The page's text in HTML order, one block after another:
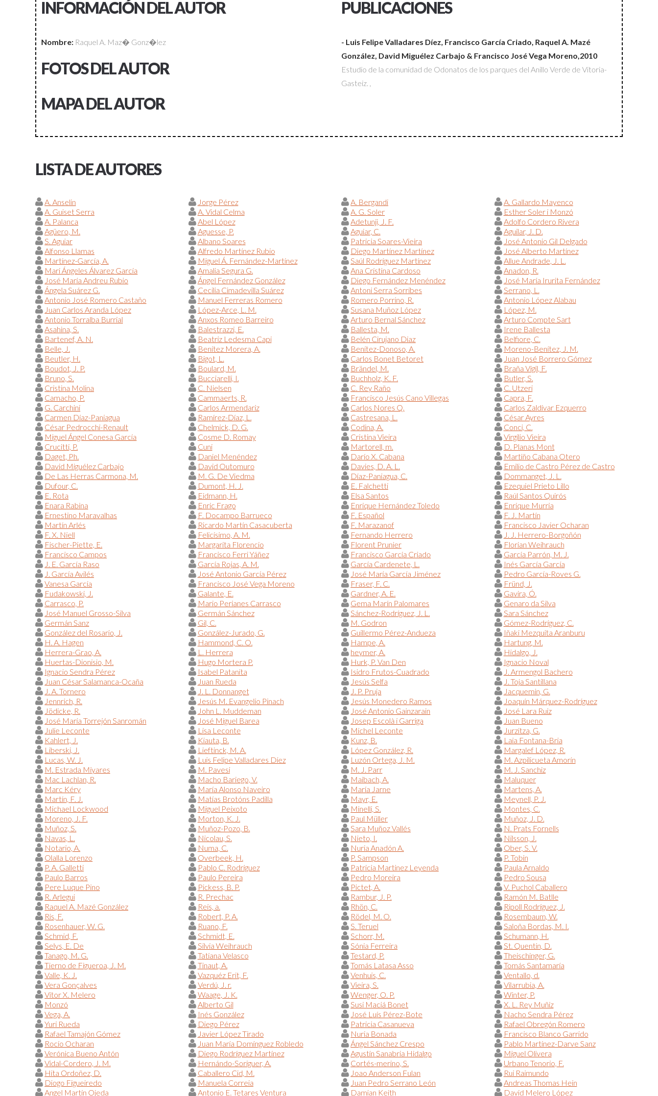
INFORMACIÓN DEL AUTOR
Nombre: Raquel A. Maz� Gonz�lez
FOTOS DEL AUTOR
MAPA DEL AUTOR
PUBLICACIONES
- Luis Felipe Valladares Díez, Francisco García Criado, Raquel A. Mazé
González, David Miguélez Carbajo & Francisco José Vega Moreno,2010
Estudio de la comunidad de Odonatos de los parques del Anillo Verde de Vitoria-
Gasteiz. ,
LISTA DE AUTORES
A. Anselin Jorge Pérez A. Bergandi
A. Gallardo Mayenco
A. Guiset Serra
A. Vidal Celma A. G. Soler
Esther Soler i Monzó
A. Palanca
Abel López Adetunji, J. F.
Adolfo Cordero Rivera
Agüero, M.
Aguesse, P. Aguiar, C.
Aguilar, J. D.
S. Aguiar
Albano Soares Patricia Soares-Vieira
José Antonio Gil Delgado
Alfonso Llamas
Alfredo Martínez Rubio Diego Martínez Martínez
José Alberto Martínez
Martínez-García, A.
Miguel Á. Fernández-Martínez Saúl Rodríguez Martínez
Allue Andrade, J. L.
Mari Ángeles Álvarez García
Amalia Segura G. Ana Cristina Cardoso
Anadon, R.
José María Andreu Rubio
Ángel Fernández González Diego Fernández Menéndez
José María Irurita Fernández
Ángela Suárez G.
Cecilia Cimadevilla Suárez Antoni Serra Sorribes
Serrano, L.
Antonio José Romero Castaño
Manuel Ferreras Romero Romero Porrino, R.
Antonio López Alabau
Juan Carlos Aranda López
López-Arce, L. M. Susana Muñoz López
López, M.
Antonio Torralba Burrial
Anxos Romeo Barreiro Arturo Bernal Sánchez
Arturo Compte Sart
Asahina, S.
Balestrazzi, E. Ballesta, M.
Irene Ballesta
Bartenef, A. N.
Beatriz Ledesma Capi Belén Cirujano Diaz
Belfiore, C.
Belle, J.
Benítez Morera, A. Benítez-Donoso, A.
Moreno-Benítez, J. M.
Beutler, H.
Bigot, L. Carlos Bonet Betoret
Juan José Borrero Gómez
Boudot, J. P.
Boulard, M. Brändel, M.
Braña Vigil, F.
Bruno, S.
Bucciarelli, I. Buchholz, K. F.
Butler, S.
Cristina Molina
C. Nielsen C. Rey Raño
C. Utzeri
Camacho, P.
Cammaerts, R. Francisco Jesús Cano Villegas
Capra, F.
G. Carchini
Carlos Armendariz Carlos Nores Q.
Carlos Zaldívar Ezquerro
Carmen Díaz-Paniagua
Ramírez-Díaz, L. Castresana, L.
César Ayres
César Pedrocchi-Renault
Chelmick, D. G. Codina, A.
Conci, C.
Miguel Ángel Conesa García
Cosme D. Romay Cristina Vieira
Virgílio Vieira
Crucitti, P.
Cuni Martorell, m.
D. Planas Mont
Daget, Ph.
Daniel Menéndez Darío X. Cabana
Martiño Cabana Otero
David Miguélez Carbajo
David Outomuro Davies, D. A. L.
Emilio de Castro Pérez de Castro
De Las Herras Carmona, M.
M. G. De Viedma Díaz-Paniagua, C.
Dommanget, J. L.
Dufour, C.
Dumont, H. J. E. Falchetti
Ezequiel Prieto Lillo
E. Rota
Eidmann, H. Elsa Santos
Raúl Santos Quirós
Enara Rabina
Enric Frago Enrique Hernández Toledo
Enrique Murria
Ernestino Maravalhas
F. Docampo Barrueco F. Español
F. J. Martín
Martín Arlés
Ricardo Martín Casacuberta F. Marazanof
Francisco Javier Ocharan
F. X. Niell
Felicísimo, A. M. Fernando Herrero
J. J. Herrero-Borgoñón
Fischer-Piette, E.
Margarita Florencio Florent Prunier
Florian Weihrauch
Francisco Campos
Francisco Ferri Yáñez Francisco García Criado
García Parrón, M. J.
J. E. García Raso
García Rojas, A. M. García Cardenete, L.
Inés García García
J. García Avilés
José Antonio García Pérez José María García Jiménez
Pedro García-Roves G.
Vanesa García
Francisco José Vega Moreno Fraser, F. C.
Fründ, J.
Fudakowski, J.
Galante, E. Gardner, A. E.
Gavira, Ó.
Carrasco, P.
Mario Perianes Carrasco Gema Marín Palomares
Genaro da Silva
José Manuel Grosso-Silva
Germán Sánchez Sánchez-Rodríguez, J. L.
Sara Sánchez
Germán Sanz
Gil, C. M. Godron
Gómez-Rodríguez, C.
González del Rosario, J.
González-Jurado, G. Guillermo Pérez-Andueza
Iñaki Mezquita Aranburu
H. A. Hagen
Hammond, C. O. Hampe, A.
Hartung, M.
Herrera-Grao, A.
L. Herrera heymer, A.
Hidalgo, J.
Huertas-Dionisio, M.
Hugo Mortera P. Hurk, P. Van Den
Ignacio Noval
Ignacio Sendra Pérez
Isabel Patanita Isidro Frutos-Cuadrado
J. Armengol Bachero
Juan César Salamanca-Ocaña
Juan Rueda Jesús Selfa
J. Toja Santillana
J. A. Tornero
J. L. Donnanget J. P. Pruja
Jacquemin, G.
Jennrich, R.
Jesús M. Evangelio Pinach Jesús Monedero Ramos
Joaquín Márquez-Rodríguez
Jödicke, R.
John L. Muddeman José Antonio Gainzarain
José Lara Ruiz
José María Torrejón Sanromán
José Miguel Barea Josep Escolà i Garriga
Juan Bueno
Julie Leconte
Lisa Leconte Michel Leconte
Jurzitza, G.
Kahlert, J.
Kiauta, B. Kunz, B.
Laia Fontana-Bria
Liberski, J.
Lieftinck, M. A. López González, R.
Margalef López, R.
Lucas, W. J.
Luis Felipe Valladares Díez Luzón Ortega, J. M.
M. Azpilicueta Amorín
M. Estrada Miyares
M. Pavesi M. J. Parr
M. J. Sanchiz
Mac Lachlan, R.
Macho Bariego, V. Maibach, A.
Maluquer
Marc Kéry
María Alonso Naveiro María Jarne
Martens, A.
Martín, F. J.
Matías Brotóns Padilla Mayr, E.
Meynell, P. J.
Michael Lockwood
Miguel Peixoto Minelli, S.
Montes, C.
Moreno, J. F.
Morton, K. J. Paul Müller
Muñoz, J. D.
Muñoz, S.
Muñoz-Pozo, B. Sara Muñoz Vallés
N. Prats Fornells
Navas, L.
Nicolau, S. Nieto, I.
Nilsson, J.
Notario, A.
Numa, C. Nuria Anadón A.
Ober, S. V.
Olalla Lorenzo
Overbeek, H. P. Sampson
P. Tobin
P. A. Galletti
Pablo C. Rodríguez Patricia Martinez Leyenda
Paula Arnaldo
Paulo Barros
Paulo Pereira Pedro Moreira
Pedro Sousa
Pere Luque Pino
Pickess, B. P. Pictet, A.
V. Puchol Caballero
R. Arlegui
R. Prechac Rambur, J. P.
Ramón M. Batlle
Raquel A. Mazé González
Reis, a. Rhön, C.
Ripoll Rodríguez, J.
Ris, F.
Robert, P. A. Rödel, M. O.
Rosembaum, W.
Rosenhauer, W. G.
Ruano, F. S. Teruel
Saloña Bordas, M. I.
Schmid, F.
Schmidt, E. Schorr, M.
Schumann, H.
Selys, E. De
Silvia Weihrauch Sónia Ferreira
St. Quentin, D.
Tanago, M. G.
Tatiana Velasco Testard, P.
Theischinger, G.
Tierno de Figueroa, J. M.
Tinaut, A. Tomás Latasa Asso
Tomás Santamaría
Valle, K. J.
Vazquéz Erit, F. Venhuis, C.
Ventallo, d.
Vera Gonçalves
Verdú, J. r. Vieira, S.
Vilarrubia, A.
Vítor X. Melero
Waage, J. K. Wenger, O. P.
Winter, P.
Monzó
Alberto Gil Susi Maciá Bonet
X. L. Rey Muñiz
Vega, A.
Inés González José Luís Pérez-Bote
Nacho Sendra Pérez
Yuri Rueda
Diego Pérez Patricia Casanueva
Rafael Obregón Romero
Rafael Tamajón Gómez
Javier López Tirado Nuria Bonada
Francisco Blanco Garrido
Rocío Ocharan
Juan María Domínguez Robledo Ángel Sánchez Crespo
Pablo Martínez-Darve Sanz
Verónica Bueno Antón
Diego Rodríguez Martínez Agustín Sanabria Hidalgo
Miguel Olivera
Vidal-Cordero, J. M.
Hernándo-Soriguer, A. Cortés-merino, S.
Urbano Tenorio, F.
Hita Ordoñez, D.
Caballero Cid, M. Joao Anderson Fulan
Rui Raimundo
Diogo Figueiredo
Manuela Correia Juan Pedro Serrano León
Andreas Thomas Hein
Angel Martín Ojeda
Antonio E. Tetares Ventura Damian Keith David Melero López